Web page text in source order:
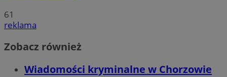
61
reklama
Zobacz również
Wiadomości kryminalne w Chorzowie